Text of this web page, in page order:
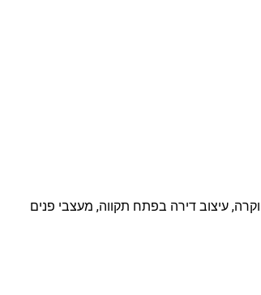
עיצוב דירה בפתח תקווה, מעצבי פנים